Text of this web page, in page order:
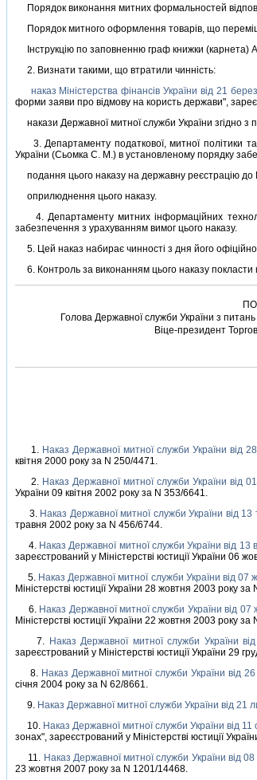
Порядок виконання митних формальностей
Порядок митного оформлення товарiв, що
Iнструкцiю по заповненню граф книжки (карнета)
2. Визнати такими, що втратили чиннiсть:
наказ Мiнiстерства фiнансiв України вiд 21
форми заяви про вiдмову на користь держави",
накази Державної митної служби України згiдно з
3. Департаменту податкової, митної полiтики
України (Сьомка С. М.) в установленому порядку
подання цього наказу на державну реєстрацiю до
оприлюднення цього наказу.
4. Департаменту митних iнформацiйних
забезпечення з урахуванням вимог цього наказу.
5. Цей наказ набирає чинностi з дня його
6. Контроль за виконанням цього наказу
Голова Державної служби України з
Вiце-президент
1. Наказ Державної митної служби України вiд
квiтня 2000 року за N 250/4471.
2. Наказ Державної митної служби України вiд
України 09 квiтня 2002 року за N 353/6641.
3. Наказ Державної митної служби України вiд
травня 2002 року за N 456/6744.
4. Наказ Державної митної служби України вiд 13
зареєстрований у Мiнiстерствi юстицiї України 06
5. Наказ Державної митної служби України вiд 07
Мiнiстерствi юстицiї України 28 жовтня 2003 року за
6. Наказ Державної митної служби України вiд
Мiнiстерствi юстицiї України 22 жовтня 2003 року за
7. Наказ Державної митної служби України
зареєстрований у Мiнiстерствi юстицiї України 29
8. Наказ Державної митної служби України вiд
сiчня 2004 року за N 62/8661.
9. Наказ Державної митної служби України вiд 21
10. Наказ Державної митної служби України вiд 11
зонах", зареєстрований у Мiнiстерствi юстицiї
11. Наказ Державної митної служби України вiд
23 жовтня 2007 року за N 1201/14468.